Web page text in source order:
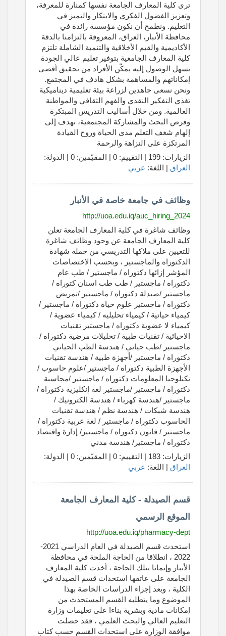
ترى كلية المعارف الجامعة نفسها كمنارة للمعرفة،
وتعزيز الفضول الفكري والابتكار والتميز في
التعليم. ونطمح أن نكون مؤسسة رائدة في
محافظة الأنبار، العراق، المعروفة بالتزامنا بالدقة
الأكاديمية والقيم الأخلاقية والتنمية الشاملة تلتزم
كلية المعارف الجامعية بتوفير تعليم عالي الجودة
يسهل الوصول إليه يمكّن الأفراد من تحقيق أقصى
إمكاناتهم والمساهمة بشكل هادف في المجتمع.
ونحن نسعى جاهدين لزراعة بيئة تعليمية ديناميكية
تغذي التفكير النقدي والفهم الثقافي والمواطنة
العالمية. ومن خلال أساليب التدريس المبتكرة
وفرص البحث والمشاركة المجتمعية، نهدف إلى
إلهام شغف التعلم مدى الحياة وروح القيادة
المرتكزة على النزاهة والرحمة
الزيارات: 199 | التقييم: 0 | المقيّمين: 0 | الدولة:
العراق | اللغة: عربي
وظائف في جامعة خاصة في الأنبار
http://uoa.edu.iq/auc_hiring_2024
وظائف شاغرة في كلية المعارف الجامعة تعلن
كلية المعارف الجامعة عن وجود وظائف شاغرة
للتعيين على ملاكها التدريسي من حملة شهادة
الدكتوراه والماجستير ، وبحسب الاختصاصات
المؤشر إزائها دكتوراه / ماجستير / طب عام
دكتوراه / ماجستير / طب طب اسنان كتوراه /
ماجستير /صيدلة دكتوراه / ماجستير /تمريض
دكتوراه / ماجستير علوم حياة دكتوراه / ماجستير /
كيمياء حياتية / كيمياء تحليليه / كيمياء عضوية /
كيمياء لا عضوية دكتوراه / ماجستير تقنيات
الاحيائية / تقنيات طبية / تحليلات مرضية دكتوراه /
ماجستير /طب حياتي / هندسة الطب الحياتي
دكتوراه / ماجستير /أجهزة طبية / هندسة تقنيات
الأجهزة الطبية دكتوراه / ماجستير /علوم حاسوب /
تكنلوجيا المعلومات دكتوراه / ماجستير /محاسبة
دكتوراه / ماجستير /ماجستير لغة إنكليزية دكتوراه /
ماجستير /هندسة كهرباء / هندسة الكترونيك /
هندسة شبكات / هندسة نظم / هندسة تقنيات
الحاسوب دكتوراه / ماجستير / لغة عربية دكتوراه /
ماجستير / قانون دكتوراه / ماجستير/ إدارة واقتصاد
دكتوراه / ماجستير/ هندسة مدني
الزيارات: 183 | التقييم: 0 | المقيّمين: 0 | الدولة:
العراق | اللغة: عربي
قسم الصيدلة - كلية المعارف الجامعة
الموقع الرسمي
http://uoa.edu.iq/pharmacy-dept
استحدث قسم الصيدلة في العام الدراسي 2021-
2022 ، انطلاقا من الحاجة الملحة في محافظة
الأنبار وإيمانا بتلك الحاجة ، أخذت كلية المعارف
الجامعة على عاتقها استحداث قسم الصيدلة في
الكلية ، وبعد إجراء الدراسات الخاصة بهذا
الموضوع وما يتطلبه القسم المستحدث من
إمكانات مادية وبشرية بناءا على تعليمات وزارة
التعليم العالي والبحث العلمي ، فقد حصلت
موافقة الوزارة على استحداث القسم حسب كتاب